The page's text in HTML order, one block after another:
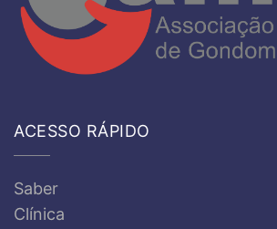
ACESSO RÁPIDO
Saber
Clínica